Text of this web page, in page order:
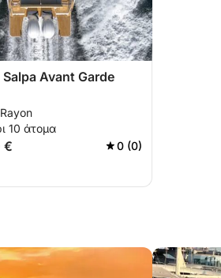
Avant Garde
10 άτομα
€ 0 (0)